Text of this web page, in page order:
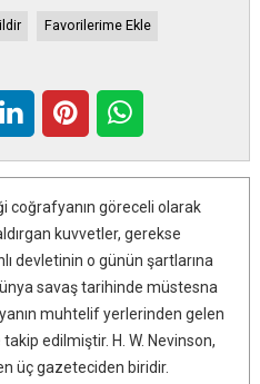
Favorilerime Ekle
coğrafyanın göreceli olarak
kuvvetler, gerekse
devletinin o günün şartlarına
savaş tarihinde müstesna
muhtelif yerlerinden gelen
edilmiştir. H. W. Nevinson,
üç gazeteciden biridir.